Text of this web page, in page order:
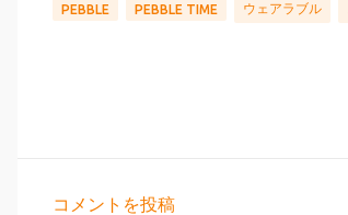
PEBBLE PEBBLE TIME ウェアラブル
コメントを投稿